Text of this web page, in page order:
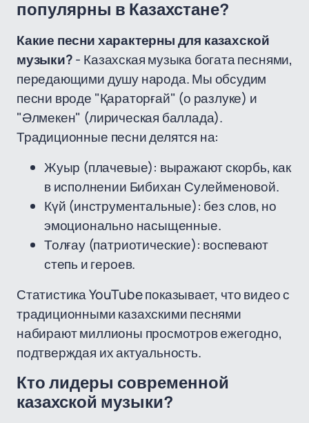
популярны в Казахстане?
Какие песни характерны для казахской
музыки?- Казахская музыка богата песнями,
передающими душу народа. Мы обсудим
песни вроде "Қараторғай" (о разлуке) и
"Әлмекен" (лирическая баллада).
Традиционные песни делятся на:
Жуыр (плачевые): выражают скорбь, как
в исполнении Бибихан Сулейменовой.
Күй (инструментальные): без слов, но
эмоционально насыщенные.
Толғау (патриотические): воспевают
степь и героев.
Статистика YouTube показывает, что видео с
традиционными казахскими песнями
набирают миллионы просмотров ежегодно,
подтверждая их актуальность.
Кто лидеры современной
казахской музыки?